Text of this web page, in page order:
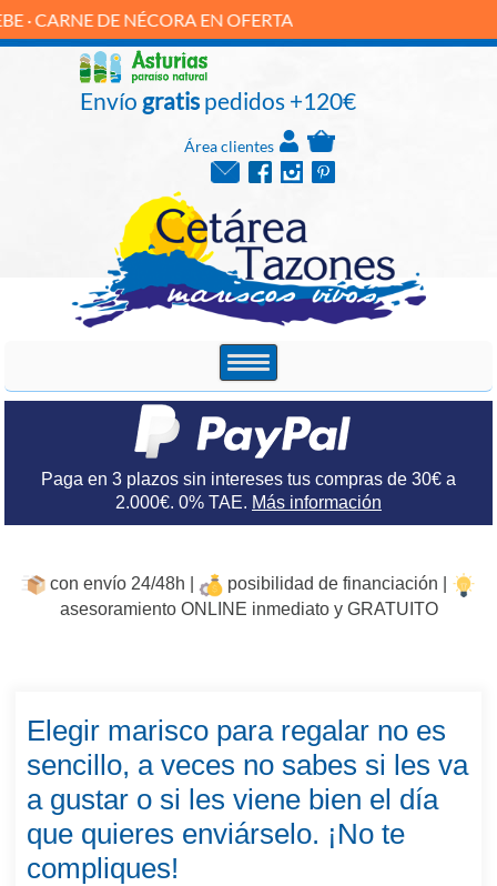
DE NÉCORA EN OFERTA
Envío gratispedidos +120€
Área clientes
Paga en 3 plazos sin intereses tus compras de 30€ a
2.000€. 0% TAE. Más información
con envío 24/48h |
posibilidad de financiación |
asesoramiento ONLINE inmediato y GRATUITO
Elegir marisco para regalar no es
sencillo, a veces no sabes si les va
a gustar o si les viene bien el día
que quieres enviárselo. ¡No te
compliques!